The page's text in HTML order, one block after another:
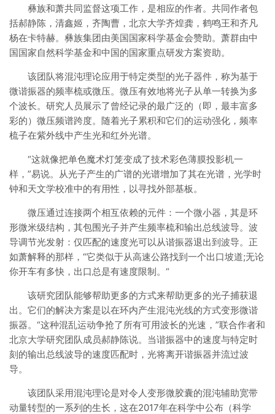
彝族和萧共同监督这项工作，是相应的作者。共同作者包
括郝静陈，清鑫姬，齐陶曹，北京大学齐煌龚，鹤鸣王和齐凡
杨在卡特赫。彝族集团由美国国家科学基金会赞助。萧群由中
国国家自然科学基金和中国的国家重点研发方案资助。
该团队将混沌理论应用于特定类型的光子器件，称为基于
微谐振器的频率梳或微压。微压有效地将光子从单一转换为多
个波长。研究人员展示了曾经记录的最广泛的（即，最丰富多
彩的）微压频谱跨度。随着光子累积和它们的运动强化，频率
梳子在紫外线中产生光和红外光谱。
“这就像把单色魔术灯笼变成了技术彩色薄膜投影机一
样，”易说。从光子产生的广谱的光谱增加了其在光谱，光学时
钟和天文学校准中的有用性，以寻找外部基板。
微压通过连接两个相互依赖的元件：一个微小器，其是环
形微米级结构，其包围光子并产生频率梳和输出总线波导。波
导调节光发射：仅匹配的速度光可以从谐振器退出到波导。正
如萧解释的那样，“它类似于从高速公路找到一个出口坡道;无论
你开车有多快，出口总是有速度限制。“
该研究团队能够帮助更多的方式来帮助更多的光子捕获退
出。它们的解决方案是以在环内产生混沌光线的方式变形微谐
振器。“这种混乱运动争抢了所有可用波长的光速，”联合作者和
北京大学研究团队成员郝静陈说。当谐振器中的速度与特定时
刻的输出总线波导的速度匹配时，光将离开谐振器并流过波
导。
该团队采用混沌理论是对令人变形微胶囊的混沌辅助宽带
动量转型的一系列的生长，这在2017年在科学中公布（科学